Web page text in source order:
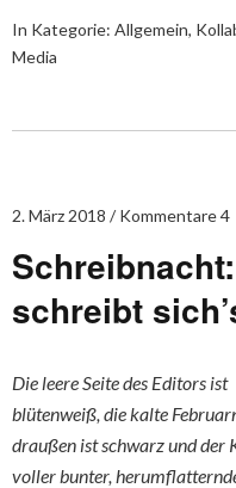
In Kategorie: Allgemein,
Media
2. März 2018 Kommentare 4
schreibt
Die leere Seite des Editors ist
blütenweiß, die kalte
draußen ist schwarz und der
voller bunter,